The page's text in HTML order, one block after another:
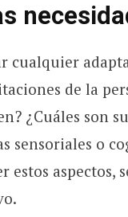
cualquier
de la
¿Cuáles son
sensoriales o
estos aspectos,